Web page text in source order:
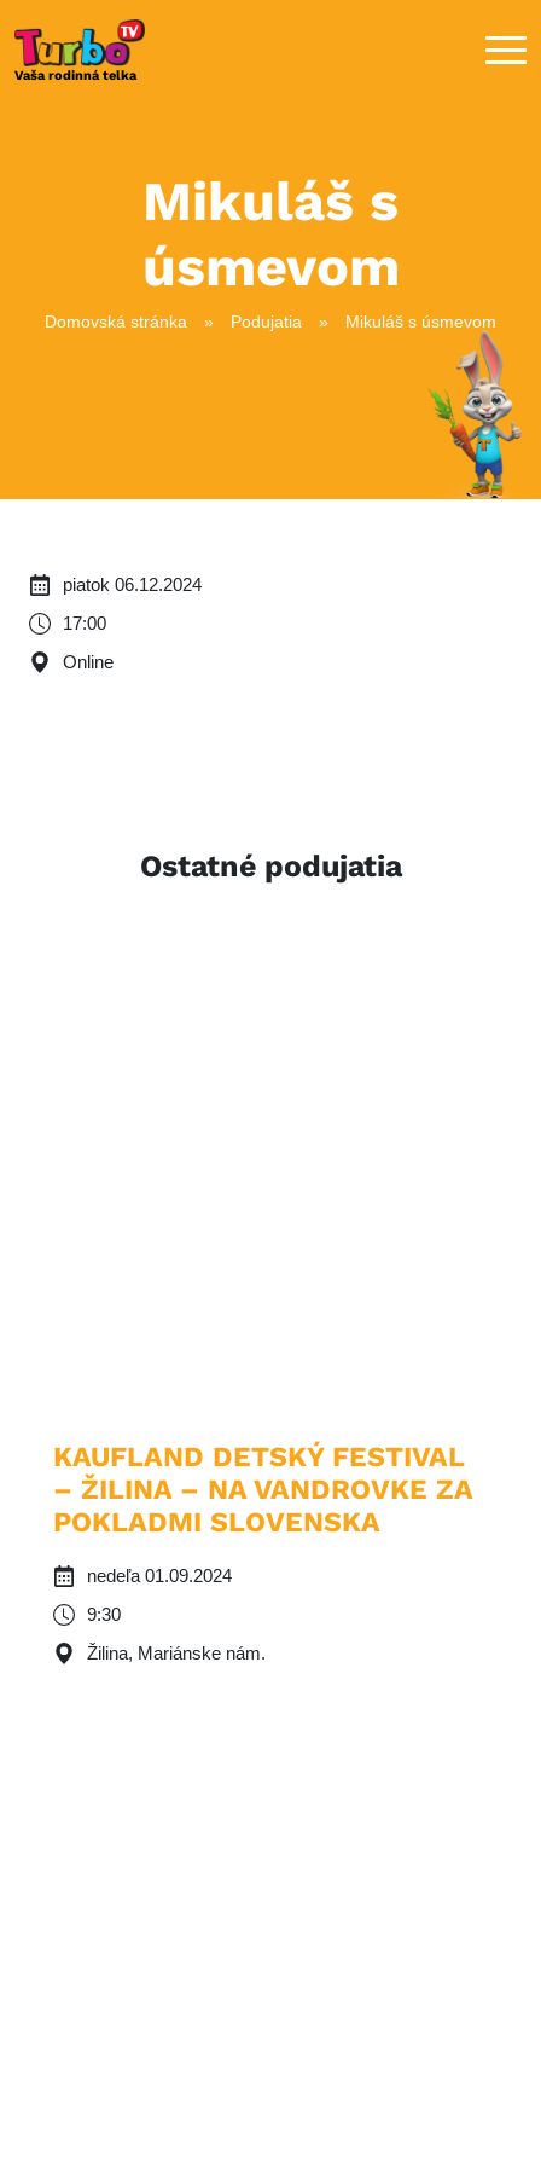
Vaša rodinná telka
Mikuláš s
úsmevom
Domovská stránka » Podujatia » Mikuláš s úsmevom
piatok 06.12.2024
17:00
Online
Ostatné podujatia
KAUFLAND DETSKÝ FESTIVAL
– ŽILINA – NA VANDROVKE ZA
POKLADMI SLOVENSKA
nedeľa 01.09.2024
9:30
Žilina, Mariánske nám.